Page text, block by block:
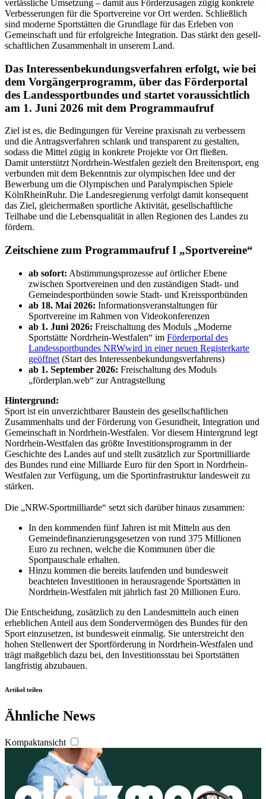
Wir verwenden Cookies, um Inhalte und Anzeigen zu
personalisieren, Funktionen für soziale Medien anbieten
analysieren. Außerdem geben wir Informationen zu Ihrer
Verwendung unserer Website an unsere Partner für
soziale Medien, Werbung und Analysen weiter. Unsere
Partner führen diese Informationen möglicherweise mit
weiteren Daten zusammen, die Sie ihnen bereitgestellt
haben oder die sie im Rahmen Ihrer Nutzung der Dienste
gesammelt haben. Die Cookie-Einstellungenkönnen
jederzeit über den Link im Footer aufgerufen und
angepasst werden.
verlässliche Umsetzung – damit aus Förderzusagen zügig konkrete
Verbesserungen für die Sportvereine vor Ort werden. Schließlich
sind moderne Sportstätten die Grundlage für das Erleben von
Gemeinschaft und für erfolgreiche Integration. Das stärkt den gesell-
schaftlichen Zusammenhalt in unserem Land.
Das Interessenbekundungsverfahren erfolgt, wie bei
dem Vorgängerprogramm, über das Förderportal
des Landessportbundes und startet voraussichtlich
am 1. Juni 2026 mit dem Programmaufruf
Ziel ist es, die Bedingungen für Vereine praxisnah zu verbessern
und die Antragsverfahren schlank und transparent zu gestalten,
sodass die Mittel zügig in konkrete Projekte vor Ort fließen.
Damit unterstützt Nordrhein-Westfalen gezielt den Breitensport, eng
verbunden mit dem Bekenntnis zur olympischen Idee und der
Bewerbung um die Olympischen und Paralympischen Spiele
KölnRheinRuhr. Die Landesregierung verfolgt damit konsequent
das Ziel, gleichermaßen sportliche Aktivität, gesellschaftliche
Teilhabe und die Lebensqualität in allen Regionen des Landes zu
fördern.
Zeitschiene zum Programmaufruf I „Sportvereine“
ab sofort: Abstimmungsprozesse auf örtlicher Ebene
zwischen Sportvereinen und den zuständigen Stadt- und
Gemeindesportbünden sowie Stadt- und Kreissportbünden
ab 18. Mai 2026: Informationsveranstaltungen für
Sportvereine im Rahmen von Videokonferenzen
ab 1. Juni 2026: Freischaltung des Moduls „Moderne
Sportstätte Nordrhein-Westfalen“ im Förderportal des
Landessportbundes NRWwird in einer neuen Registerkarte
geöffnet (Start des Interessenbekundungsverfahrens)
ab 1. September 2026: Freischaltung des Moduls
„förderplan.web“ zur Antragstellung
Hintergrund:
Sport ist ein unverzichtbarer Baustein des gesellschaftlichen
Zusammenhalts und der Förderung von Gesundheit, Integration und
Gemeinschaft in Nordrhein-Westfalen. Vor diesem Hintergrund legt
Nordrhein-Westfalen das größte Investitionsprogramm in der
Geschichte des Landes auf und stellt zusätzlich zur Sportmilliarde
des Bundes rund eine Milliarde Euro für den Sport in Nordrhein-
Westfalen zur Verfügung, um die Sportinfrastruktur landesweit zu
stärken.
Die „NRW-Sportmilliarde“ setzt sich darüber hinaus zusammen:
In den kommenden fünf Jahren ist mit Mitteln aus den
Gemeindefinanzierungsgesetzen von rund 375 Millionen
Euro zu rechnen, welche die Kommunen über die
Sportpauschale erhalten.
Hinzu kommen die bereits laufenden und bundesweit
beachteten Investitionen in herausragende Sportstätten in
Nordrhein-Westfalen mit jährlich fast 20 Millionen Euro.
Die Entscheidung, zusätzlich zu den Landesmitteln auch einen
erheblichen Anteil aus dem Sondervermögen des Bundes für den
Sport einzusetzen, ist bundesweit einmalig. Sie unterstreicht den
hohen Stellenwert der Sportförderung in Nordrhein-Westfalen und
trägt maßgeblich dazu bei, den Investitionsstau bei Sportstätten
langfristig abzubauen.
Artikel teilen
Ähnliche News
Kompaktansicht